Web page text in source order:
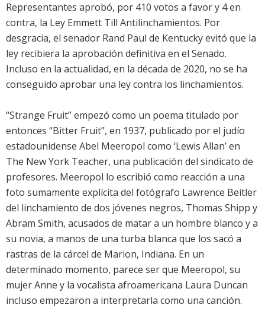
Representantes aprobó, por 410 votos a favor y 4 en
contra, la Ley Emmett Till Antilinchamientos. Por
desgracia, el senador Rand Paul de Kentucky evitó que la
ley recibiera la aprobación definitiva en el Senado.
Incluso en la actualidad, en la década de 2020, no se ha
conseguido aprobar una ley contra los linchamientos.
“Strange Fruit” empezó como un poema titulado por
entonces “Bitter Fruit”, en 1937, publicado por el judío
estadounidense Abel Meeropol como ‘Lewis Allan’ en
The New York Teacher, una publicación del sindicato de
profesores. Meeropol lo escribió como reacción a una
foto sumamente explícita del fotógrafo Lawrence Beitler
del linchamiento de dos jóvenes negros, Thomas Shipp y
Abram Smith, acusados de matar a un hombre blanco y a
su novia, a manos de una turba blanca que los sacó a
rastras de la cárcel de Marion, Indiana. En un
determinado momento, parece ser que Meeropol, su
mujer Anne y la vocalista afroamericana Laura Duncan
incluso empezaron a interpretarla como una canción.